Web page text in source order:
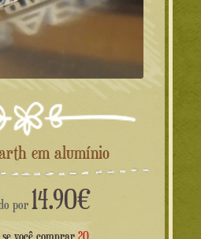
em alumínio
por 14.90€